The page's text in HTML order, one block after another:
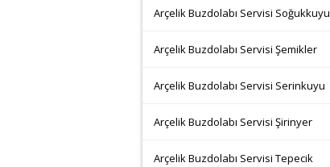
Arçelik Buzdolabı Servisi Soğukkuyu
Arçelik Buzdolabı Servisi Şemikler
Arçelik Buzdolabı Servisi Serinkuyu
Arçelik Buzdolabı Servisi Şirinyer
Arçelik Buzdolabı Servisi Tepecik